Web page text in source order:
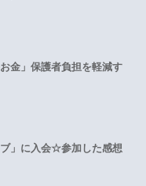
金」保護者負担を軽減す
」に入会☆参加した感想